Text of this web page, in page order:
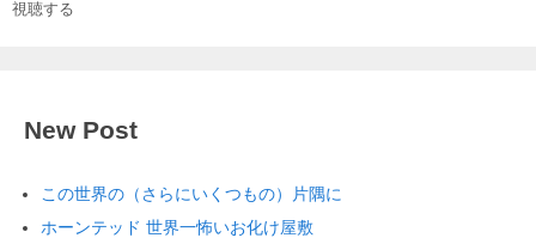
視聴する
New Post
この世界の（さらにいくつもの）片隅に
ホーンテッド 世界一怖いお化け屋敷